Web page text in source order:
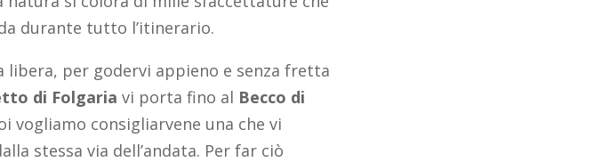
durante tutto l’itinerario.
per godervi appieno e senza fretta
di Folgaria vi porta fino al Becco di
vogliamo consigliarvene una che vi
stessa via dell’andata. Per far ciò